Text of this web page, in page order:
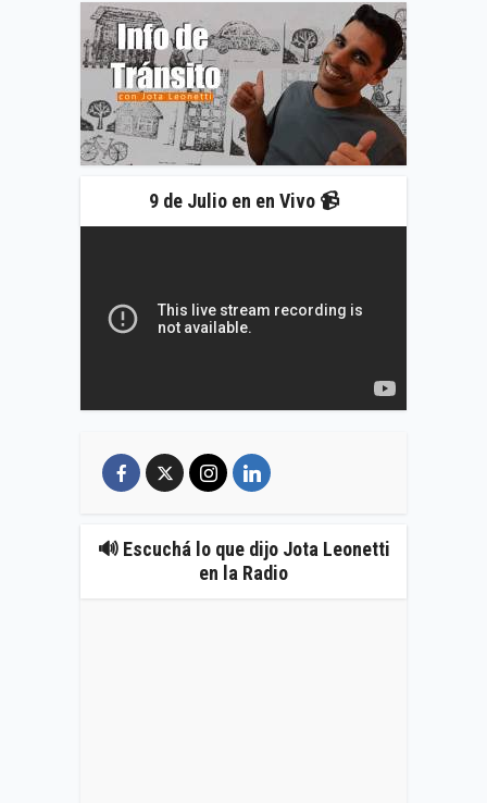
9 de Julio en en Vivo 📹
🔊 Escuchá lo que dijo Jota Leonetti
en la Radio